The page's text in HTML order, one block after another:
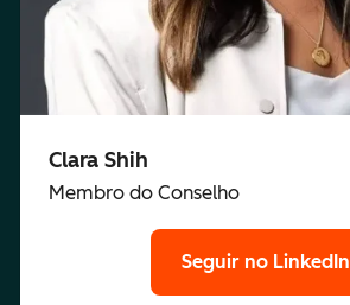
Clara Shih
Membro do Conselho
Seguir no LinkedIn